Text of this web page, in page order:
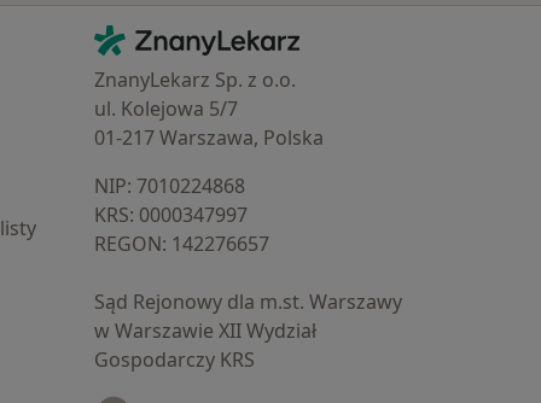
Kontakt
ZnanyLekarz - Strona główna
ZnanyLekarz Sp. z o.o.
ul. Kolejowa 5/7
01-217 Warszawa, Polska
NIP: ⁠7010224868
KRS: ⁠0000347997
REGON: ⁠142276657
Sąd Rejonowy dla m.st. Warszawy
w Warszawie XII Wydział
Gospodarczy KRS